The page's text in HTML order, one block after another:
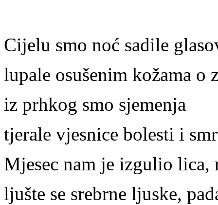
Cijelu smo noć sadile
lupale osušenim kožama o
iz prhkog smo sjemenja
tjerale vjesnice bolesti i
Mjesec nam je izgulio
ljušte se srebrne ljuske,